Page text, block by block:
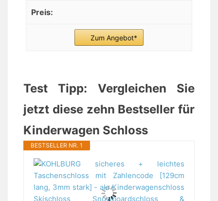
Zum Angebot*
Test Tipp: Vergleichen Sie
jetzt diese zehn Bestseller für
Kinderwagen Schloss
BESTSELLER NR. 1